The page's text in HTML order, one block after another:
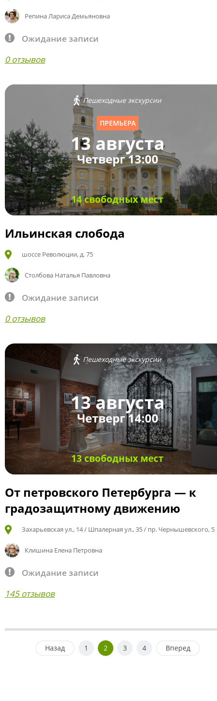
Репина Лариса Демьяновна
Ожидание записи
0 отзывов
Пешеходные экскурсии
ПРЕМЬЕРА
13 августа
Четверг 13:00
14 свободных мест
Ильинская слобода
шоссе Революции, д. 75
Столбова Наталья Павловна
Ожидание записи
0 отзывов
Пешеходные экскурсии
13 августа
Четверг 14:00
13 свободных мест
От петровского Петербурга — к
градозащитному движению
Захарьевская ул., 14 / Шпалерная ул., 35 / пр. Чернышевского, 5
Клишина Елена Петровна
Ожидание записи
145 отзывов
Назад 1 2 3 4 Вперед